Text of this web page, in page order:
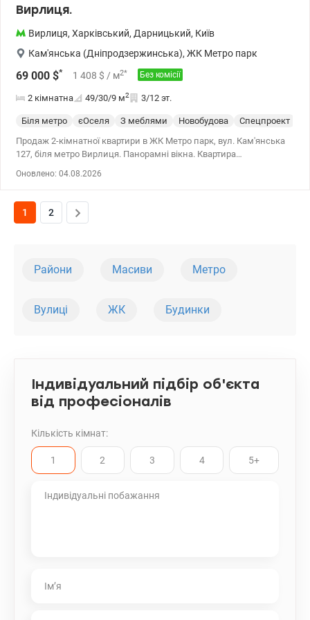
Вирлиця.
Вирлиця, Харківський, Дарницький, Київ
Кам'янська (Дніпродзержинська), ЖК Метро парк
69 000 $* 1 408 $ / м2* Без комісії
2 кімнатна 49/30/9 м2 3/12 эт.
Біля метро єОселя З меблями Новобудова Спецпроект
Продаж 2-кімнатної квартири в ЖК Метро парк, вул. Кам'янська
127, біля метро Вирлиця. Панорамні вікна. Квартира
Ремонт виконаний виключно із високоякісних матеріалів.
Натяжні стелі із вбудованими карнизами. Квартира
регулюється від Wi-Fi/ Виведені дроти для встановлення
та розвиненої інфраструктури - ресторани, кафе, спортивні зали,
Оновлено: 04.08.2026
1 2
Райони Масиви Метро
Вулиці ЖК Будинки
Індивідуальний підбір об'єкта
від професіоналів
Кількість кімнат:
1 2 3 4 5+